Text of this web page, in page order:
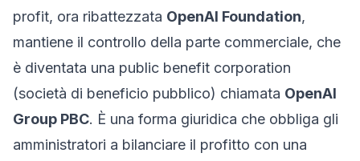
profit, ora ribattezzata OpenAI Foundation,
mantiene il controllo della parte commerciale, che
è diventata una public benefit corporation
(società di beneficio pubblico) chiamata OpenAI
Group PBC. È una forma giuridica che obbliga gli
amministratori a bilanciare il profitto con una